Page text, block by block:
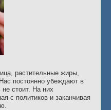
растительные жиры,
постоянно убеждают в
не стоит. На них
с политиков и заканчивая